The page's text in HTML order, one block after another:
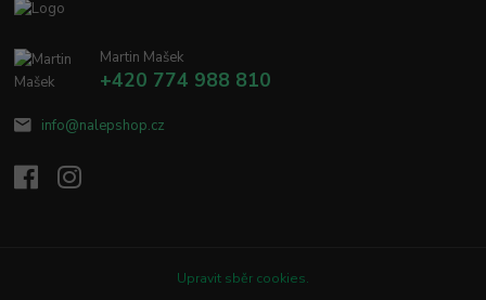
Martin Mašek
+420 774 988 810
info@nalepshop.cz
Upravit sběr cookies.